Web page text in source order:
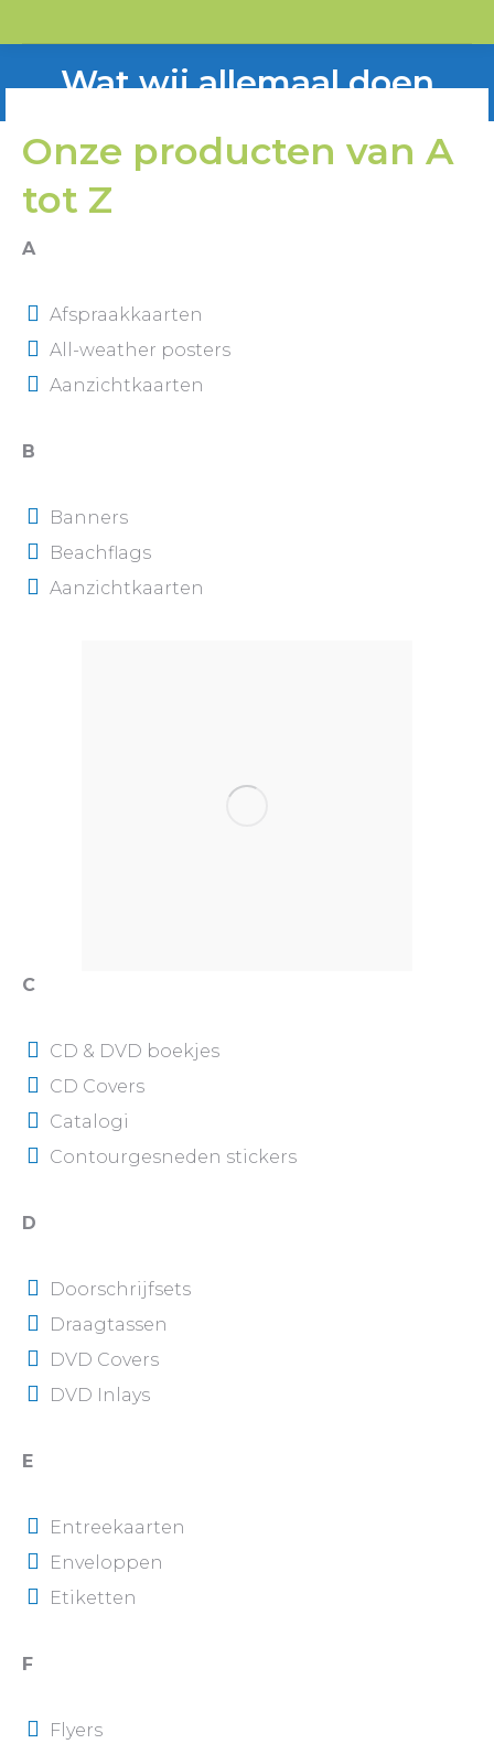
Wat wij allemaal doen
Je bent hier:
Onze producten van A
tot Z
A
Afspraakkaarten
All-weather posters
Aanzichtkaarten
B
Banners
Beachflags
Aanzichtkaarten
C
CD & DVD boekjes
CD Covers
Catalogi
Contourgesneden stickers
D
Doorschrijfsets
Draagtassen
DVD Covers
DVD Inlays
E
Entreekaarten
Enveloppen
Etiketten
F
Flyers